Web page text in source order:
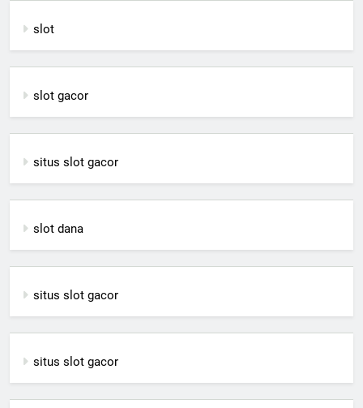
slot
slot gacor
situs slot gacor
slot dana
situs slot gacor
situs slot gacor